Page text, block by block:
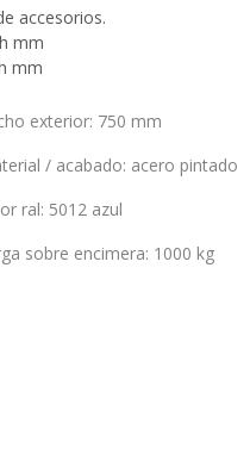
accesorios.
mm
mm
exterior: 750 mm
/ acabado: acero pintado
ral: 5012 azul
sobre encimera: 1000 kg